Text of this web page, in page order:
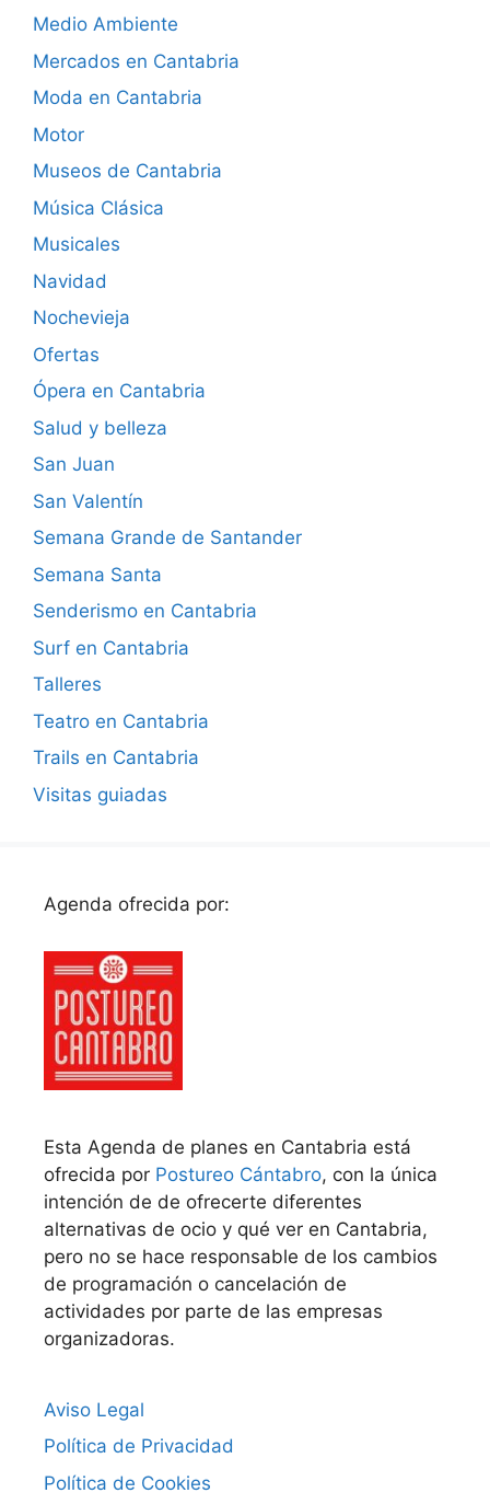
Medio Ambiente
Mercados en Cantabria
Moda en Cantabria
Motor
Museos de Cantabria
Música Clásica
Musicales
Navidad
Nochevieja
Ofertas
Ópera en Cantabria
Salud y belleza
San Juan
San Valentín
Semana Grande de Santander
Semana Santa
Senderismo en Cantabria
Surf en Cantabria
Talleres
Teatro en Cantabria
Trails en Cantabria
Visitas guiadas
Agenda ofrecida por:
Esta Agenda de planes en Cantabria está
ofrecida por Postureo Cántabro, con la única
intención de de ofrecerte diferentes
alternativas de ocio y qué ver en Cantabria,
pero no se hace responsable de los cambios
de programación o cancelación de
actividades por parte de las empresas
organizadoras.
Aviso Legal
Política de Privacidad
Política de Cookies